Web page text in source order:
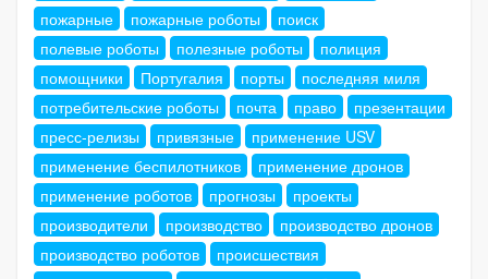
пожарные
пожарные роботы
поиск
полевые роботы
полезные роботы
полиция
помощники
Португалия порты
последняя миля
потребительские роботы
почта право
презентации
пресс-релизы
привязные
применение USV
применение беспилотников
применение дронов
применение роботов
прогнозы
проекты
производители
производство
производство дронов
производство роботов
происшествия